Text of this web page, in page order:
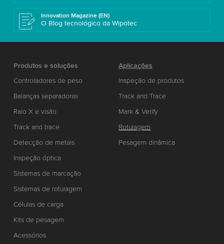
Innovation Magazine (EN)
O Blog tecnológico da Wipotec
Produtos e soluções
Controladores de peso
Balanças separadoras
Raio X e visão
Track and trace
Detecção de metais
Inspeção óptica
Sistemas de marcação
Sistemas de rotulagem
Células de carga
Kits de pesagem
Acessórios
Aplicações
Inspeção de produtos
Track and Trace
Mark & Verify
Rotulagem
Pesagem dinâmica